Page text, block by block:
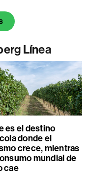
Línea
es el destino
donde el
crece, mientras
mundial de
cae